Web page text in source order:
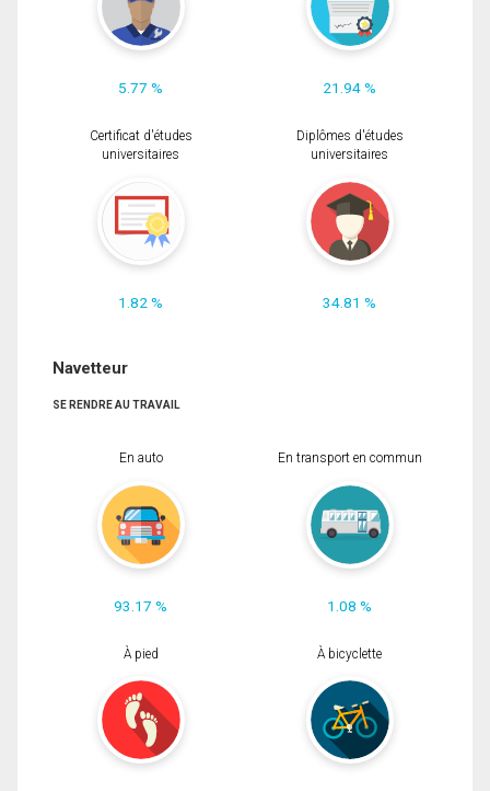
5.77 % 21.94 %
Certificat d'études
universitaires
1.82 %
Diplômes d'études
universitaires
34.81 %
Navetteur
SE RENDRE AU TRAVAIL
En auto
93.17 %
En transport en commun
1.08 %
À pied À bicyclette